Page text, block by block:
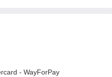
- WayForPay